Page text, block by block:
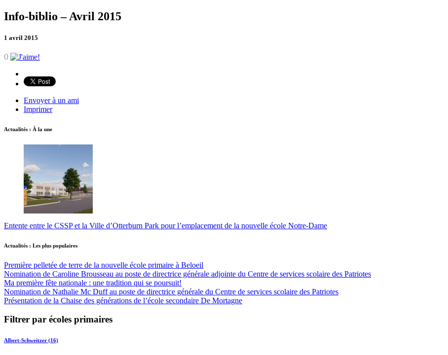
Info-biblio – Avril 2015
1 avril 2015
0
Envoyer à un ami
Imprimer
Actualités : À la une
Entente entre le CSSP et la Ville d’Otterburn Park pour l’emplacement de la nouvelle école Notre-Dame
Actualités : Les plus populaires
Première pelletée de terre de la nouvelle école primaire à Beloeil
Nomination de Caroline Brousseau au poste de directrice générale adjointe du Centre de services scolaire des Patriotes
Ma première fête nationale : une tradition qui se poursuit!
Nomination de Nathalie Mc Duff au poste de directrice générale du Centre de services scolaire des Patriotes
Présentation de la Chaise des générations de l’école secondaire De Mortagne
Filtrer par écoles primaires
Albert-Schweitzer (16)